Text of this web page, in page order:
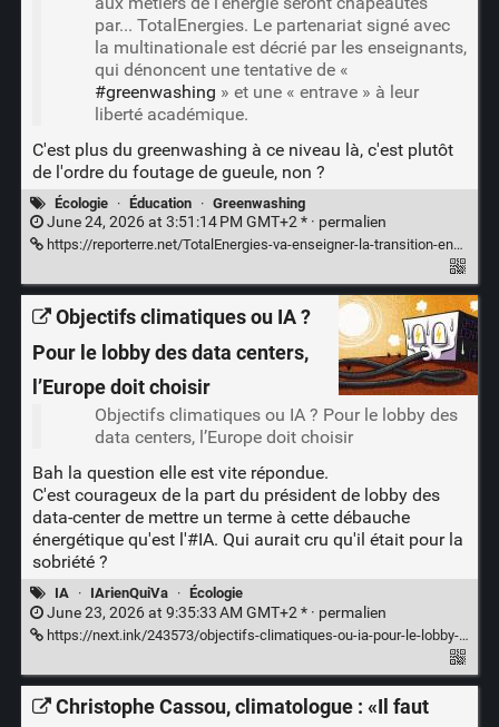
par... TotalEnergies. Le partenariat signé avec
la multinationale est décrié par les enseignants,
qui dénoncent une tentative de «
#greenwashing » et une « entrave » à leur
liberté académique.
C'est plus du greenwashing à ce niveau là, c'est plutôt
de l'ordre du foutage de gueule, non ?
Écologie · Éducation · Greenwashing
June 24, 2026 at 3:51:14 PM GMT+2 * · permalien
https://reporterre.net/TotalEnergies-va-enseigner-la-transition-energetique-a-l-universite-de-Montpellier
Objectifs climatiques ou IA ?
Pour le lobby des data centers,
l’Europe doit choisir
Objectifs climatiques ou IA ? Pour le lobby des
data centers, l’Europe doit choisir
Bah la question elle est vite répondue.
C'est courageux de la part du président de lobby des
data-center de mettre un terme à cette débauche
énergétique qu'est l'#IA. Qui aurait cru qu'il était pour la
sobriété ?
IA · IArienQuiVa · Écologie
June 23, 2026 at 9:35:33 AM GMT+2 * · permalien
https://next.ink/243573/objectifs-climatiques-ou-ia-pour-le-lobby-des-data-centers-leurope-doit-choisir/
Christophe Cassou, climatologue : «Il faut